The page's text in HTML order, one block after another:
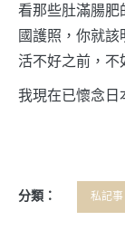
看那些肚滿腸肥
國護照，你就
活不好之前，不
我現在已懷念日
分類： 私記事